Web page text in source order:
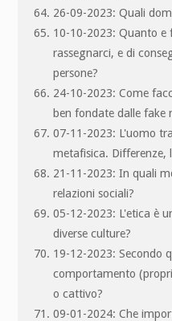
26-09-2023: Quali
10-10-2023: Quanto e
rassegnarci, e di
persone?
24-10-2023: Come
ben fondate dalle fake
07-11-2023: L'uomo
metafisica. Differenze,
21-11-2023: In quali
relazioni sociali?
05-12-2023: L'etica è
diverse culture?
19-12-2023: Secondo
comportamento
o cattivo?
09-01-2024: Che